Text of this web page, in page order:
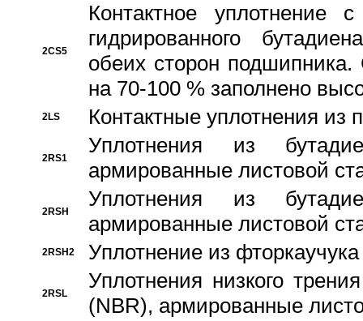
2CS5
Контактное уплотнение
гидрированного
обеих сторон
на 70-100 % заполнено
2LS Контактные уплотнения из
2RS1
Уплотнения из
армированные листовой
2RSH
Уплотнения из
армированные листовой
2RSH2 Уплотнение из
2RSL
Уплотнения низкого
(NBR), армированные